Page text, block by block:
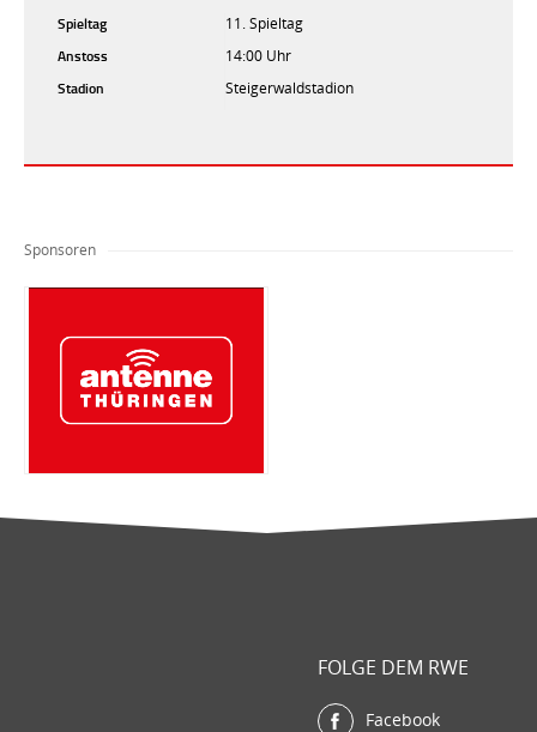
Spieltag
11. Spieltag
Anstoss
14:00 Uhr
Stadion
Steigerwaldstadion
Sponsoren
FOLGE DEM RWE
Facebook